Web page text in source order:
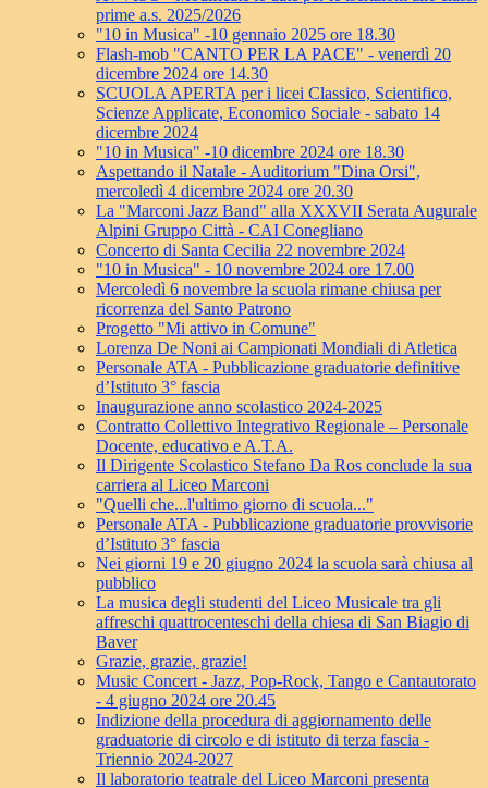
prime a.s. 2025/2026
"10 in Musica" -10 gennaio 2025 ore 18.30
Flash-mob "CANTO PER LA PACE" - venerdì 20
dicembre 2024 ore 14.30
SCUOLA APERTA per i licei Classico, Scientifico,
Scienze Applicate, Economico Sociale - sabato 14
dicembre 2024
"10 in Musica" -10 dicembre 2024 ore 18.30
Aspettando il Natale - Auditorium "Dina Orsi",
mercoledì 4 dicembre 2024 ore 20.30
La "Marconi Jazz Band" alla XXXVII Serata Augurale
Alpini Gruppo Città - CAI Conegliano
Concerto di Santa Cecilia 22 novembre 2024
"10 in Musica" - 10 novembre 2024 ore 17.00
Mercoledì 6 novembre la scuola rimane chiusa per
ricorrenza del Santo Patrono
Progetto "Mi attivo in Comune"
Lorenza De Noni ai Campionati Mondiali di Atletica
Personale ATA - Pubblicazione graduatorie definitive
d’Istituto 3° fascia
Inaugurazione anno scolastico 2024-2025
Contratto Collettivo Integrativo Regionale – Personale
Docente, educativo e A.T.A.
Il Dirigente Scolastico Stefano Da Ros conclude la sua
carriera al Liceo Marconi
"Quelli che...l'ultimo giorno di scuola..."
Personale ATA - Pubblicazione graduatorie provvisorie
d’Istituto 3° fascia
Nei giorni 19 e 20 giugno 2024 la scuola sarà chiusa al
pubblico
La musica degli studenti del Liceo Musicale tra gli
affreschi quattrocenteschi della chiesa di San Biagio di
Baver
Grazie, grazie, grazie!
Music Concert - Jazz, Pop-Rock, Tango e Cantautorato
- 4 giugno 2024 ore 20.45
Indizione della procedura di aggiornamento delle
graduatorie di circolo e di istituto di terza fascia -
Triennio 2024-2027
Il laboratorio teatrale del Liceo Marconi presenta